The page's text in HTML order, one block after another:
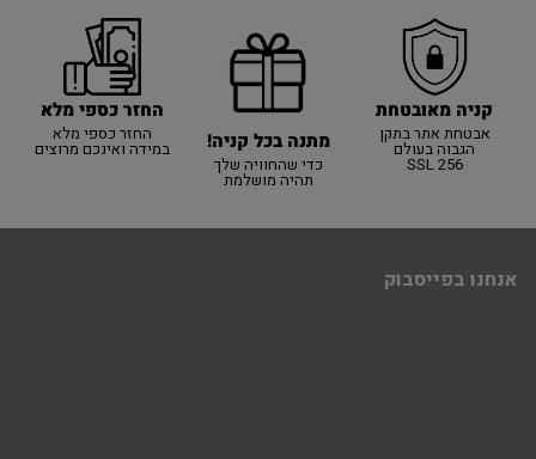
קניה מאובטחת
אבטחת אתר בתקן
הגבוה בעולם
SSL 256
מתנה בכל קניה!
כדי שהחוויה שלך
תהיה מושלמת
החזר כספי מלא
החזר כספי מלא
במידה ואינכם מרוצים
אנחנו בפייסבוק